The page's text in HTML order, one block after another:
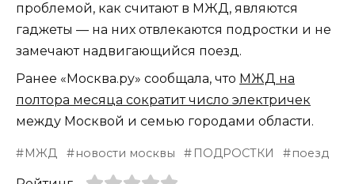
проблемой, как считают в МЖД, являются
гаджеты — на них отвлекаются подростки и не
замечают надвигающийся поезд.
Ранее «Москва.ру» сообщала, что МЖД на
полтора месяца сократит число электричек
между Москвой и семью городами области.
МЖД новости москвы ПОДРОСТКИ поезд